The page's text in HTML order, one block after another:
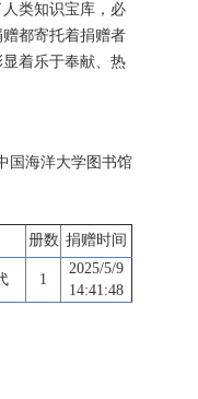
类知识宝库，必
都寄托着捐赠者
着乐于奉献、热
国海洋大学图书馆
册数 捐赠时间
1
2025/5/9
14:41:48